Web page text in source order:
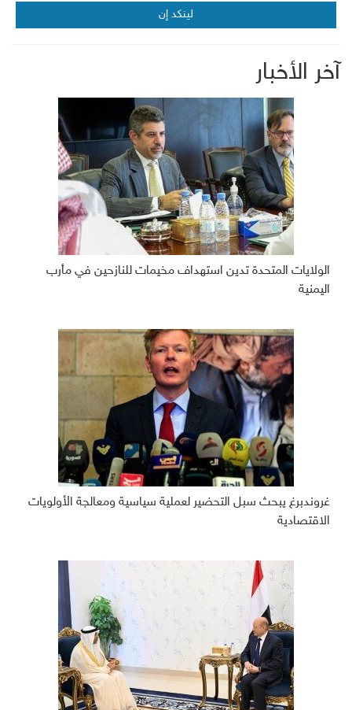
لينكد إن
آخر الأخبار
الولايات المتحدة تدين استهداف مخيمات للنازحين في مأرب
اليمنية
غروندبرغ يبحث سبل التحضير لعملية سياسية ومعالجة الأولويات
الاقتصادية